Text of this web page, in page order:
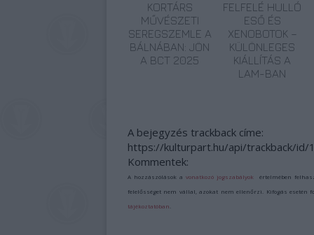
KORTÁRS
MŰVÉSZETI
SEREGSZEMLE A
BÁLNÁBAN: JÖN
A BCT 2025
FELFELÉ HULLÓ
ESŐ ÉS
XENOBOTOK –
KÜLÖNLEGES
KIÁLLÍTÁS A
LAM-BAN
A bejegyzés trackback címe:
https://kulturpart.hu/api/trackback/id/
Kommentek:
A hozzászólások avonatkozó jogszabályok értelmében
felelősséget nem vállal, azokat nem ellenőrzi. Kifogás esetén
tájékoztatóban